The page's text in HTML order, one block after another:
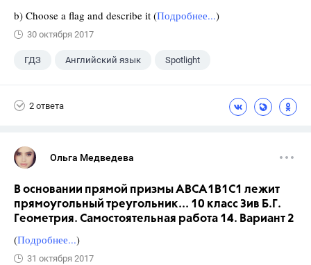
b) Choose a flag and describe it (Подробнее...)
30 октября 2017
ГДЗ Английский язык Spotlight
2 ответа
Ольга Медведева
В основании прямой призмы АВСА1В1С1 лежит
прямоугольный треугольник... 10 класс Зив Б.Г.
Геометрия. Самостоятельная работа 14. Вариант 2
(Подробнее...)
31 октября 2017